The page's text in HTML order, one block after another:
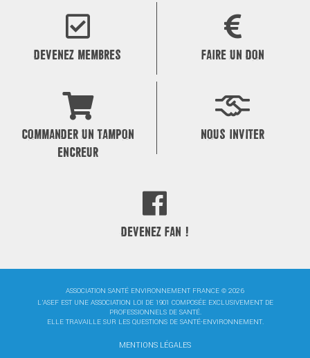
DEVENEZ MEMBRES FAIRE UN DON
COMMANDER UN TAMPON
ENCREUR
NOUS INVITER
DEVENEZ FAN !
ASSOCIATION SANTÉ ENVIRONNEMENT FRANCE © 2026
L'ASEF EST UNE ASSOCIATION LOI DE 1901 COMPOSÉE EXCLUSIVEMENT DE
PROFESSIONNELS DE SANTÉ.
ELLE TRAVAILLE SUR LES QUESTIONS DE SANTÉ-ENVIRONNEMENT.
MENTIONS LÉGALES